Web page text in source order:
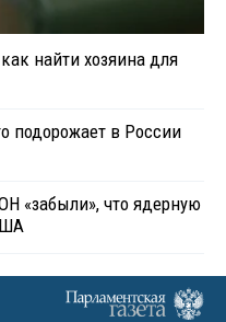
найти хозяина для
подорожает в России
«забыли», что ядерную